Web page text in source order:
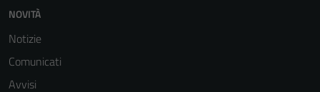
NOVITÀ
Notizie
Comunicati
Avvisi